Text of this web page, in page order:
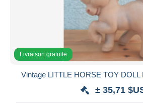
Livraison gratuite
Vintage LITTLE HORSE TOY DOLL
± 35,71